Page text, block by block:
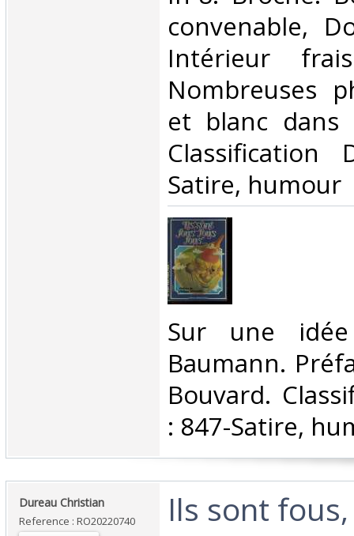
convenable,
Intérieur
Nombreuses
et blanc
Classification
Satire, humour‎
‎Sur une
Baumann.
Bouvard.
: 847-Satire,
‎Dureau Christian‎
Reference : RO20220740
‎Ils sont